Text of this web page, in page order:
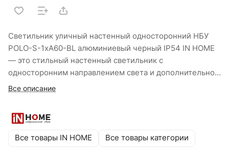
Светильник уличный настенный односторонний НБУ
POLO-S-1xA60-BL алюминиевый черный IP54 IN HOME
— это стильный настенный светильник с
односторонним направлением света и дополнительной
декоративной подсветкой для фасадного освещения
проникновения влаги и пыли. Долговечное покрытие
защищает от атмосферных осадков и колебаний
Все описание
Все товары IN HOME Все товары категории